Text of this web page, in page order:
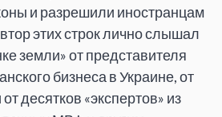
и разрешили иностранцам
этих строк лично слышал
земли» от представителя
бизнеса в Украине, от
десятков «экспертов» из